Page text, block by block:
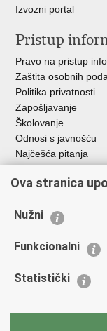
Izvozni portal
Pristup
Pravo na pristup
Zaštita osobnih
Politika privatnosti
Zapošljavanje
Školovanje
Odnosi s javnošću
Najčešća pitanja
Važne
EMN Nacionalna
Policijska akademija
Zaklada policijske
Sindikati
Ova stranica
Nužni
Funkcionalni
Statistički